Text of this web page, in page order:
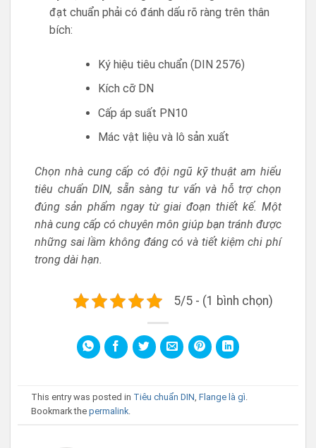
đạt chuẩn phải có đánh dấu rõ ràng trên thân
bích:
Ký hiệu tiêu chuẩn (DIN 2576)
Kích cỡ DN
Cấp áp suất PN10
Mác vật liệu và lô sản xuất
Chọn nhà cung cấp có đội ngũ kỹ thuật am hiểu
tiêu chuẩn DIN, sẵn sàng tư vấn và hỗ trợ chọn
đúng sản phẩm ngay từ giai đoạn thiết kế. Một
nhà cung cấp có chuyên môn giúp bạn tránh được
những sai lầm không đáng có và tiết kiệm chi phí
trong dài hạn.
5/5 - (1 bình chọn)
This entry was posted in Tiêu chuẩn DIN ,Flange là gì
Bookmark thepermalink